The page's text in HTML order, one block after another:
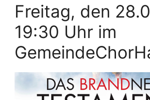
Freitag, den
19:30 Uhr im